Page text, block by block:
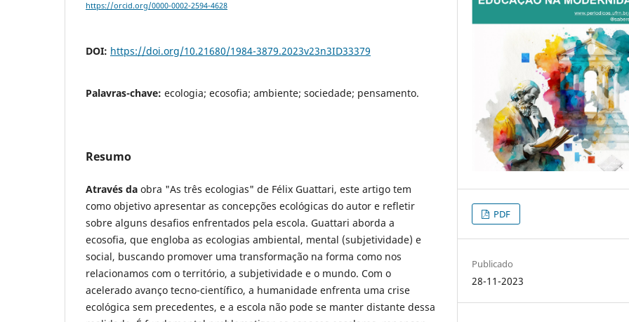
https://orcid.org/0000-0002-2594-4628
DOI: https://doi.org/10.21680/1984-3879.2023v23n3ID33379
Palavras-chave: ecologia; ecosofia; ambiente; sociedade; pensamento.
Resumo
Através da obra "As três ecologias" de Félix Guattari, este artigo tem
como objetivo apresentar as concepções ecológicas do autor e refletir
sobre alguns desafios enfrentados pela escola. Guattari aborda a
ecosofia, que engloba as ecologias ambiental, mental (subjetividade) e
social, buscando promover uma transformação na forma como nos
relacionamos com o território, a subjetividade e o mundo. Com o
acelerado avanço tecno-científico, a humanidade enfrenta uma crise
ecológica sem precedentes, e a escola não pode se manter distante dessa
PDF
Publicado
28-11-2023